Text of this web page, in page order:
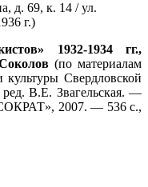
, д. 69, к. 14 /ул.
г.)
1932-1934 гг.,
(по материалам
Свердловской
В.Е. Звагельская. —
2007. — 536 с.,